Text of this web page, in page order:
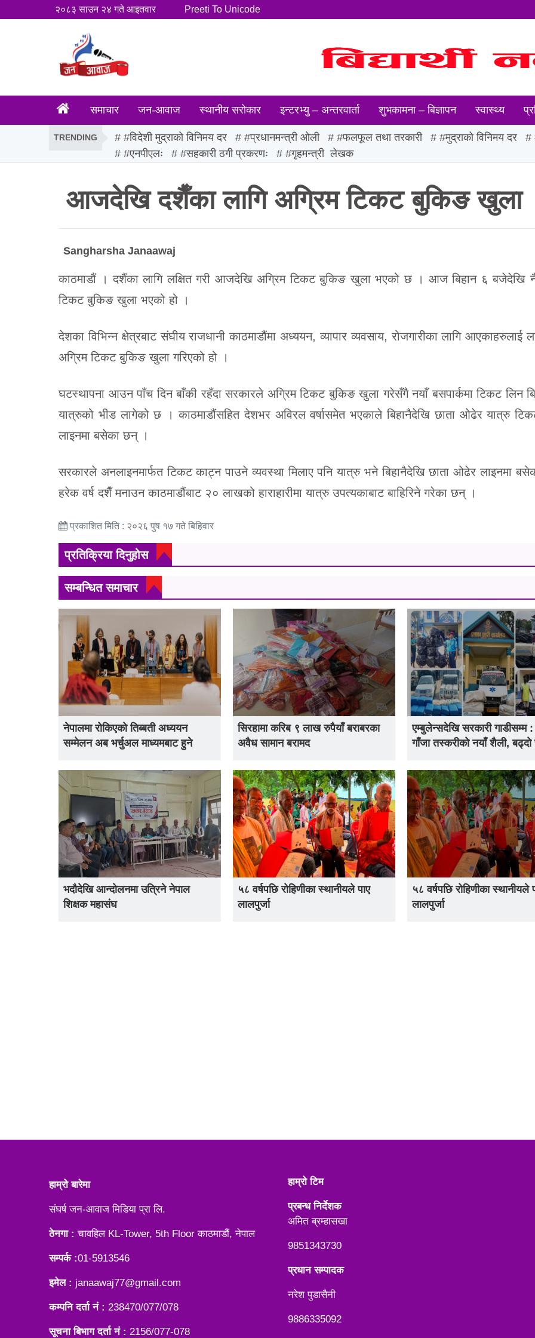
२०८३ साउन २४ गते आइतवार Preeti To Unicode
समाचार जन-आवाज स्थानीय सरोकार इन्टरभ्यु – अन्तरवार्ता शुभकामना – बिज्ञापन स्वास्थ्य
TRENDING #विदेशी मुद्राको विनिमय दर #प्रधानमन्त्री ओली #फलफूल तथा तरकारी #मुद्राको विनिमय दर
#एनपीएलः
#सहकारी ठगी प्रकरणः #गृहमन्त्री लेखक
आजदेखि दशैँका लागि अग्रिम टिकट बुकिङ खुला
Sangharsha Janaawaj
काठमाडौं । दशैंका लागि लक्षित गरी आजदेखि अग्रिम टिकट बुकिङ खुला भएको छ । आज बिहान ६ बजेदेखि
टिकट बुकिङ खुला भएको हो ।
देशका विभिन्न क्षेत्रबाट संघीय राजधानी काठमाडौंमा अध्ययन, व्यापार व्यवसाय, रोजगारीका लागि आएकाहरुलाई
अग्रिम टिकट बुकिङ खुला गरिएको हो ।
घटस्थापना आउन पाँच दिन बाँकी रहँदा सरकारले अग्रिम टिकट बुकिङ खुला गरेसँगै नयाँ बसपार्कमा टिकट लिन
यात्रुको भीड लागेको छ । काठमाडौंसहित देशभर अविरल वर्षासमेत भएकाले बिहानैदेखि छाता ओढेर यात्रु
लाइनमा बसेका छन् ।
सरकारले अनलाइनमार्फत टिकट काट्न पाउने व्यवस्था मिलाए पनि यात्रु भने बिहानैदेखि छाता ओढेर लाइनमा
हरेक वर्ष दशैँ मनाउन काठमाडौंबाट २० लाखको हाराहारीमा यात्रु उपत्यकाबाट बाहिरिने गरेका छन् ।
प्रकाशित मिति : २०२६ पुष १७ गते बिहिवार
प्रतिक्रिया दिनुहोस
सम्बन्धित समाचार
नेपालमा रोकिएको तिब्बती अध्ययन
सम्मेलन अब भर्चुअल माध्यमबाट हुने
सिरहामा करिब ९ लाख रुपैयाँ बराबरका
अवैध सामान बरामद
एम्बुलेन्सदेखि सरकारी गाडीसम्म :
गाँजा तस्करीको नयाँ शैली, बढ्दो
भदौदेखि आन्दोलनमा उत्रिने नेपाल
शिक्षक महासंघ
५८ वर्षपछि रोहिणीका स्थानीयले पाए
लालपुर्जा
५८ वर्षपछि रोहिणीका स्थानीयले
लालपुर्जा
हाम्रो बारेमा
संघर्ष जन-आवाज मिडिया प्रा लि.
ठेनगा : चावहिल KL-Tower, 5th Floor काठमाडौं, नेपाल
सम्पर्क :01-5913546
इमेल : janaawaj77@gmail.com
कम्पनि दर्ता नं : 238470/077/078
सूचना बिभाग दर्ता नं : 2156/077-078
हाम्रो टिम
प्रबन्ध निर्देशक
अमित ब्रम्हासखा
9851343730
प्रधान सम्पादक
नरेश पुडासैनी
9886335092